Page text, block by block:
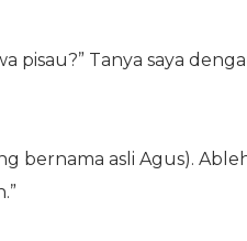
pisau?” Tanya saya
bernama asli Agus).